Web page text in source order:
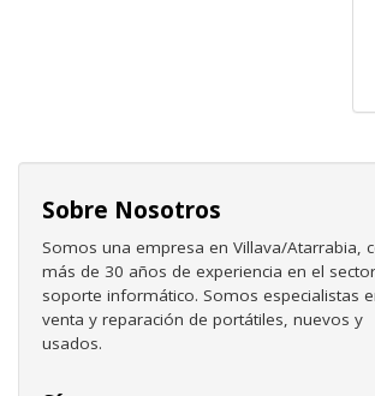
Sobre Nosotros
Somos una empresa en Villava/Atarrabia,
más de 30 años de experiencia en el
soporte informático. Somos especialistas
venta y reparación de portátiles, nuevos y
usados.